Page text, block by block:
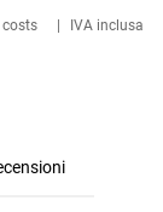
IVA inclusa